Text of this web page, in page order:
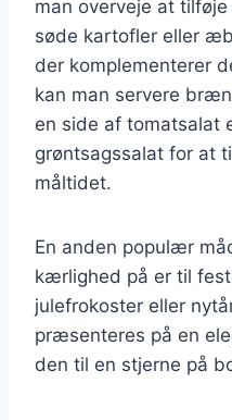
man overveje at
søde kartofler eller
der komplementerer
kan man servere
en side af tomatsalat
grøntsagssalat for at
måltidet.
En anden populær
kærlighed på er til
julefrokoster eller
præsenteres på en
den til en stjerne på